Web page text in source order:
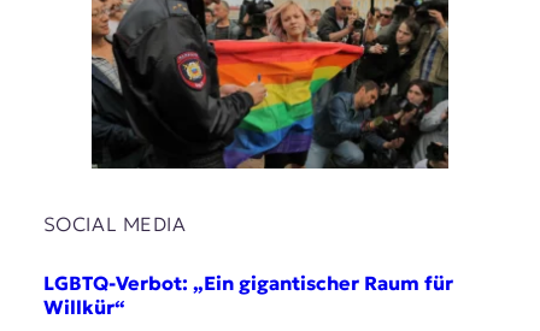
SOCIAL MEDIA
LGBTQ-Verbot: „Ein gigantischer Raum für
Willkür“